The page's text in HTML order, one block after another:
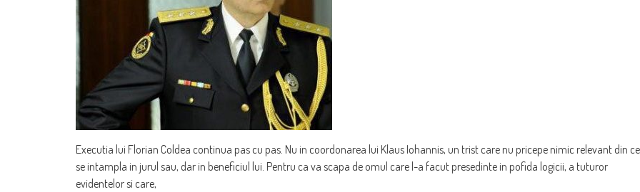
Executia lui Florian Coldea continua pas cu pas. Nu in coordonarea lui Klaus Iohannis, un trist care nu pricepe nimic relevant din ce
se intampla in jurul sau, dar in beneficiul lui. Pentru ca va scapa de omul care l-a facut presedinte in pofida logicii, a tuturor
evidentelor si care,